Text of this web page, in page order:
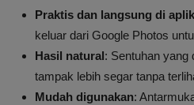
Praktis dan langsung di
keluar dari Google Photos
Hasil natural: Sentuhan yang
tampak lebih segar tanpa
Mudah digunakan: